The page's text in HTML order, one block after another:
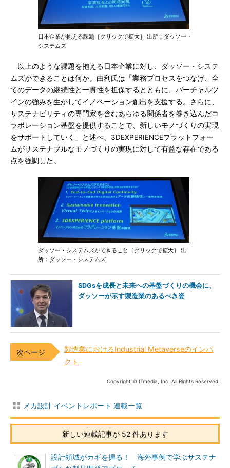
日本企業が抱える課題［クリックで拡大］ 出所：ダッソー・
システムズ
以上のような課題を抱える日本企業に対し、ダッソー・システ
ムズができることは何か。由利氏は「業務プロセスをつなげ、全
てのデータの継続性と一貫性を担保するとともに、バーチャルツ
インの強みを生かしてイノベーション創出を支援する。さらに、
サステナビリティの専門家を含むあらゆる関係者を巻き込んだコ
ラボレーション基盤を提供することで、新しいモノづくりの実現
をサポートしていく」と述べ、3DEXPERIENCEプラットフォー
ムがサステナブルなモノづくりの実現に対して有益な存在である
点を強調した。
ダッソー・システムズができること［クリックで拡大］ 出
所：ダッソー・システムズ
SDGsを成長と未来への基盤づくりの機会に、
ダッソーが示す製造業のあるべき姿
製造業におけるIndustrial Metaverseのインパ
クト
Copyright © ITmedia, Inc. All Rights Reserved.
メカ設計 イベントレポート 連載一覧
新しい連載記事が 52 件あります
設計領域がカギを握る！ 海外事例で学ぶサステナ